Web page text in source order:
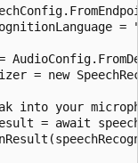
=
= new
into your
= await